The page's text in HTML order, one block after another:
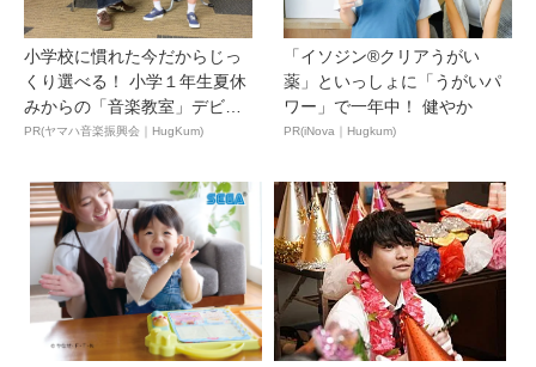
小学校に慣れた今だからじっ
くり選べる！ 小学１年生夏休
みからの「音楽教室」デビ
ュ...
PR(ヤマハ音楽振興会｜HugKum)
「イソジン®クリアうがい
薬」といっしょに「うがいパ
ワー」で一年中！ 健やか
PR(iNova｜Hugkum)